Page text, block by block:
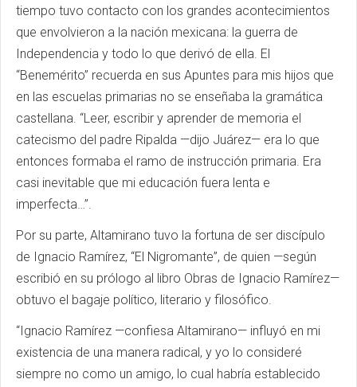
tiempo tuvo contacto con los grandes acontecimientos
que envolvieron a la nación mexicana: la guerra de
Independencia y todo lo que derivó de ella. El
“Benemérito” recuerda en sus Apuntes para mis hijos que
en las escuelas primarias no se enseñaba la gramática
castellana. “Leer, escribir y aprender de memoria el
catecismo del padre Ripalda —dijo Juárez— era lo que
entonces formaba el ramo de instrucción primaria. Era
casi inevitable que mi educación fuera lenta e
imperfecta…”.
Por su parte, Altamirano tuvo la fortuna de ser discípulo
de Ignacio Ramírez, “El Nigromante”, de quien —según
escribió en su prólogo al libro Obras de Ignacio Ramírez—
obtuvo el bagaje político, literario y filosófico.
“Ignacio Ramírez —confiesa Altamirano— influyó en mi
existencia de una manera radical, y yo lo consideré
siempre no como un amigo, lo cual habría establecido